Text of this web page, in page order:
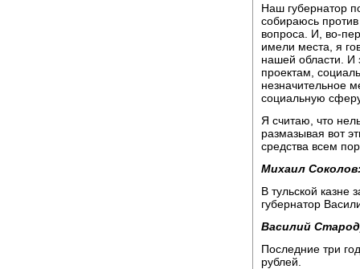
Наш губернатор
собираюсь
вопроса. И, во-
имели места, я
нашей области. И
проектам,
незначительное
социальную
Я считаю, что
размазывая вот
средства всем
Михаил
В тульской казне
губернатор
Василий
Последние три
рублей.